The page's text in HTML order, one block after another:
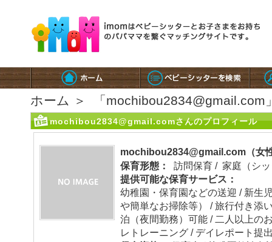
ホーム ＞ 「mochibou2834@gmail.com
mochibou2834@gmail.comさんのプロフィール
mochibou2834@gmail.com（女
保育形態：
訪問保育 / 家庭（シ
提供可能な保育サービス：
幼稚園・保育園などの送迎 / 新生
や簡単なお掃除等） / 旅行付き添
泊（夜間勤務）可能 / 二人以上の
レトレーニング / デイレポート提